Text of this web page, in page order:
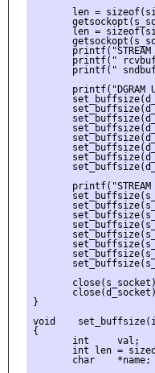
len =
len =
printf("STREAM
printf("
printf("
printf("DGRAM
printf("STREAM
}
void
{
       int     val;
int len =
       char    *name;